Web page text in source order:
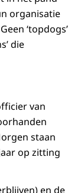
organisatie
‘topdogs’
die
van
staan
op zitting
en de